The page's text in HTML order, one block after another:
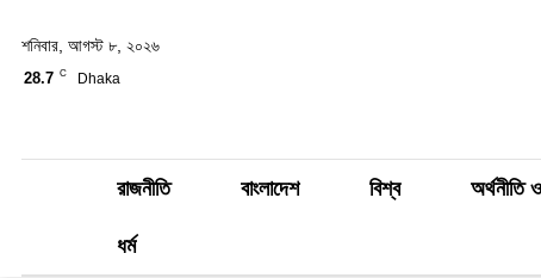
শনিবার, আগস্ট ৮, ২০২৬
28.7 C Dhaka
রাজনীতি বাংলাদেশ বিশ্ব অর্থনীতি
ধর্ম